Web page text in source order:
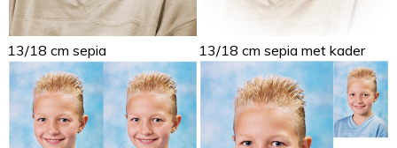
13/18 cm sepia 13/18 cm sepia met kader